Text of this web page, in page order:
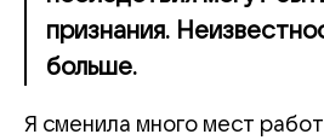
признания.
больше.
Я сменила много мест